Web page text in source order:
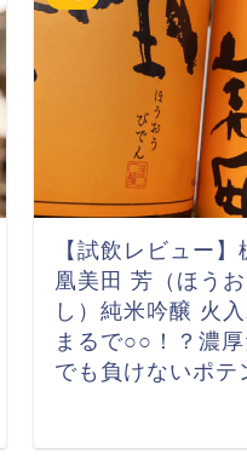
【試飲レビュー
凰美田 芳（ほう
し）純米吟醸 火
まるで○○！？濃
でも負けないポ